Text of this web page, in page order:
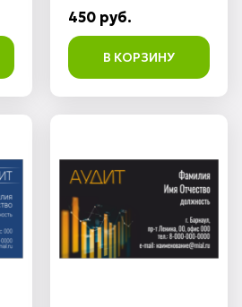
450 руб.
В КОРЗИНУ